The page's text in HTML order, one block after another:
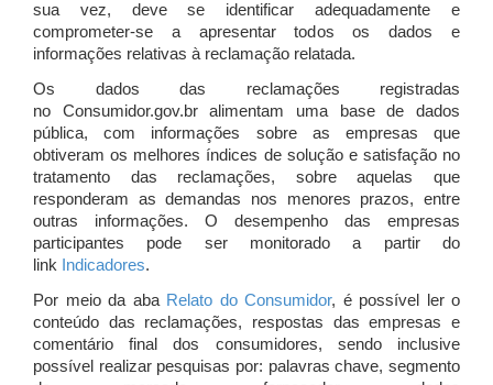
sua vez, deve se identificar adequadamente e
comprometer-se a apresentar todos os dados e
informações relativas à reclamação relatada.
Os dados das reclamações registradas
no Consumidor.gov.br alimentam uma base de dados
pública, com informações sobre as empresas que
obtiveram os melhores índices de solução e satisfação no
tratamento das reclamações, sobre aquelas que
responderam as demandas nos menores prazos, entre
outras informações. O desempenho das empresas
participantes pode ser monitorado a partir do
link Indicadores.
Por meio da aba Relato do Consumidor, é possível ler o
conteúdo das reclamações, respostas das empresas e
comentário final dos consumidores, sendo inclusive
possível realizar pesquisas por: palavras chave, segmento